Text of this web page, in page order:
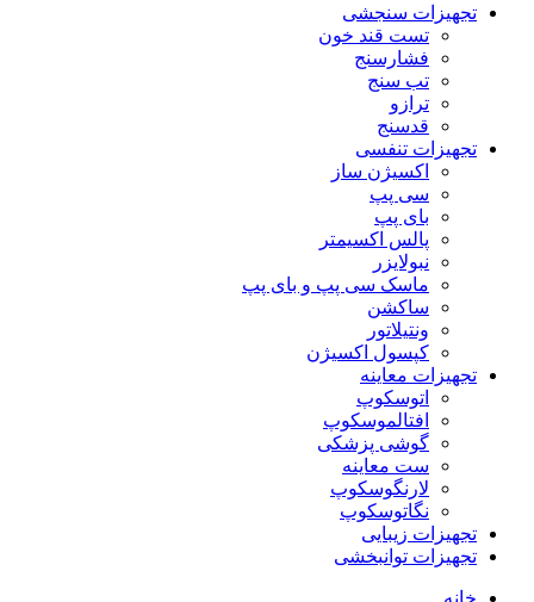
تجهیزات سنجشی
تست قند خون
فشارسنج
تب سنج
ترازو
قدسنج
تجهیزات تنفسی
اکسیژن ساز
سی پپ
بای پپ
پالس اکسیمتر
نبولایزر
ماسک سی پپ و بای پپ
ساکشن
ونتیلاتور
کپسول اکسیژن
تجهیزات معاینه
اتوسکوپ
افتالموسکوپ
گوشی پزشکی
ست معاینه
لارنگوسکوپ
نگاتوسکوپ
تجهیزات زیبایی
تجهیزات توانبخشی
خانه